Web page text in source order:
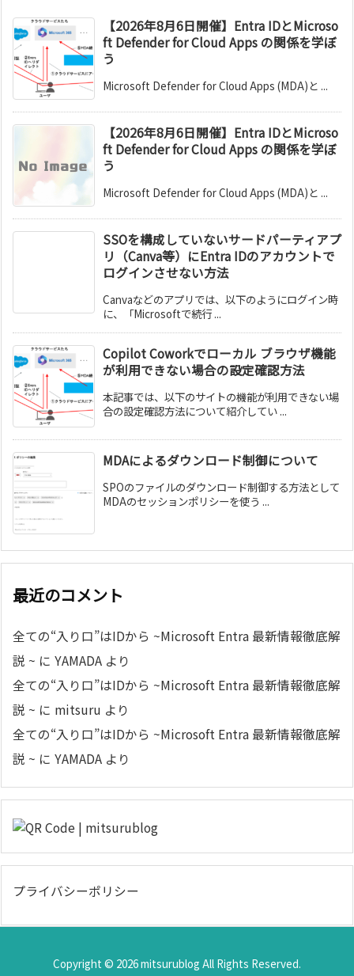
【2026年8月6日開催】Entra IDとMicroso
ft Defender for Cloud Apps の関係を学ぼ
う
Microsoft Defender for Cloud Apps (MDA)と ...
【2026年8月6日開催】Entra IDとMicroso
ft Defender for Cloud Apps の関係を学ぼ
う
Microsoft Defender for Cloud Apps (MDA)と ...
SSOを構成していないサードパーティアプ
リ（Canva等）にEntra IDのアカウントで
ログインさせない方法
Canvaなどのアプリでは、以下のようにログイン時
に、「Microsoftで続行 ...
Copilot Coworkでローカル ブラウザ機能
が利用できない場合の設定確認方法
本記事では、以下のサイトの機能が利用できない場
合の設定確認方法について紹介してい ...
MDAによるダウンロード制御について
SPOのファイルのダウンロード制御する方法として
MDAのセッションポリシーを使う ...
最近のコメント
全ての“入り口”はIDから ~Microsoft Entra 最新情報徹底解
説 ~ に YAMADA より
全ての“入り口”はIDから ~Microsoft Entra 最新情報徹底解
説 ~ に mitsuru より
全ての“入り口”はIDから ~Microsoft Entra 最新情報徹底解
説 ~ に YAMADA より
プライバシーポリシー
Copyright © 2026mitsurublog All Rights Reserved.